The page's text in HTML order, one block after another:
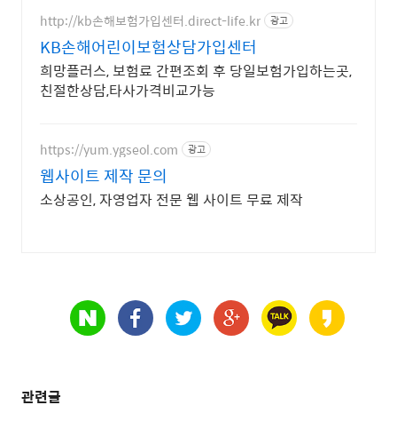
http://kb손해보험가입센터.direct-life.kr 광고
KB손해어린이보험상담가입센터
희망플러스, 보험료 간편조회 후 당일보험가입하는곳,
친절한상담,타사가격비교가능
https://yum.ygseol.com 광고
웹사이트 제작 문의
소상공인, 자영업자 전문 웹 사이트 무료 제작
관련글